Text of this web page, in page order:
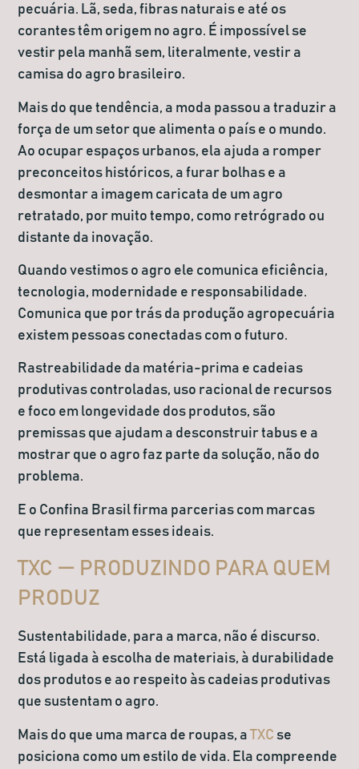
pecuária. Lã, seda, fibras naturais e até os
corantes têm origem no agro. É impossível se
vestir pela manhã sem, literalmente,vestir a
camisa do agro brasileiro.
Mais do que tendência, a moda passou a traduzir a
força de um setor que alimenta o país e o mundo.
Ao ocupar espaços urbanos, ela ajuda a romper
preconceitos históricos, a furar bolhas e a
desmontar a imagem caricata de um agro
retratado, por muito tempo, como retrógrado ou
distante da inovação.
Quando vestimos o agro ele comunica eficiência,
tecnologia, modernidade e responsabilidade.
Comunica que por trás da produção agropecuária
existem pessoas conectadas com o futuro.
Rastreabilidade da matéria-prima e cadeias
produtivas controladas, uso racional de recursos
e foco em longevidade dos produtos, são
premissas que ajudam a desconstruir tabus e a
mostrar que o agro faz parte da solução, não do
problema.
E o Confina Brasil firma parcerias com marcas
que representam esses ideais.
TXC — PRODUZINDO PARA QUEM
PRODUZ
Sustentabilidade, para a marca, não é discurso.
Está ligada à escolha de materiais, à durabilidade
dos produtos e ao respeito às cadeias produtivas
que sustentam o agro.
Mais do que uma marca de roupas, aTXC se
posiciona como um estilo de vida. Ela compreende